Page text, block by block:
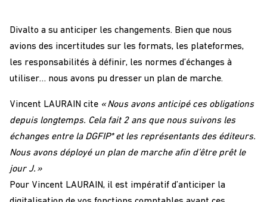
Divalto a su anticiper les changements. Bien que nous
avions des incertitudes sur les formats, les plateformes,
les responsabilités à définir, les normes d’échanges à
utiliser… nous avons pu dresser un plan de marche.
Vincent LAURAIN cite « Nous avons anticipé ces obligations
depuis longtemps. Cela fait 2 ans que nous suivons les
échanges entre la DGFIP* et les représentants des éditeurs.
Nous avons déployé un plan de marche afin d’être prêt le
jour J. »
Pour Vincent LAURAIN, il est impératif d’anticiper la